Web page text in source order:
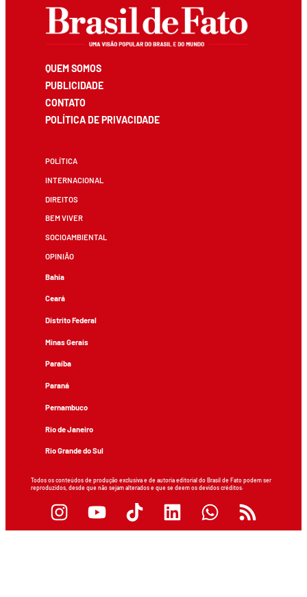
QUEM SOMOS
PUBLICIDADE
CONTATO
POLÍTICA DE PRIVACIDADE
POLÍTICA
INTERNACIONAL
DIREITOS
BEM VIVER
SOCIOAMBIENTAL
OPINIÃO
Bahia
Ceará
Distrito Federal
Minas Gerais
Paraíba
Paraná
Pernambuco
Rio de Janeiro
Rio Grande do Sul
Todos os conteúdos de produção exclusiva e de autoria editorial do Brasil de Fato podem ser
reproduzidos, desde que não sejam alterados e que se deem os devidos créditos.